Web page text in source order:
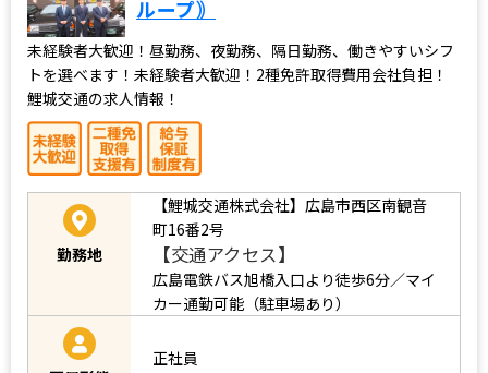
ループ｠
未経験者大歓迎！昼勤務、夜勤務、隔日勤務、働きやすいシフ
トを選べます！未経験者大歓迎！2種免許取得費用会社負担！
鯉城交通の求人情報！
勤務地
【鯉城交通株式会社】広島市西区南観音
町16番2号
【交通アクセス】
広島電鉄バス旭橋入口より徒歩6分／マイ
カー通勤可能（駐車場あり）
正社員